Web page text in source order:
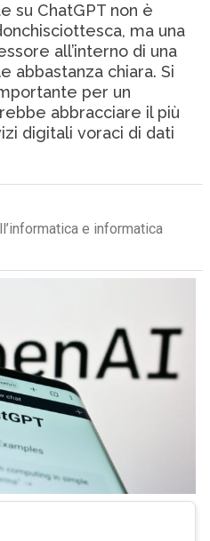
su ChatGPT non è
ma una
all’interno di una
abbastanza chiara. Si
per un
abbracciare il più
digitali voraci di dati
e informatica